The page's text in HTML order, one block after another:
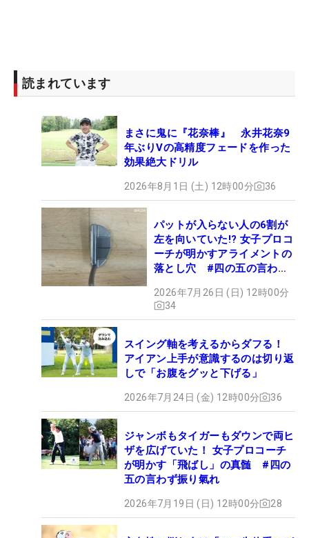
読まれています
まさに鬼に『花奈棒』 永井花奈9
年ぶりVの高精度フェードを作った
効果絶大ドリル
2026年8月1日 (土) 12時00分 36
パットが入らない人の6割が
左を向いていた!? 女子プロコ
ーチが明かすアライメントの
落とし穴 #四の五の言わず
2026年7月26日 (日) 12時00分
34
スイング軸を考えるからダフる！
アイアン上手が意識するのは切り返
しで「お腹をグッと下げる」
2026年7月24日 (金) 12時00分 36
ジャンボもタイガーもダウンで両ヒ
ザを広げていた！ 女子プロコーチ
が明かす「飛ばし」の真髄 #四の
五の言わず振り氣れ
2026年7月19日 (日) 12時00分 28